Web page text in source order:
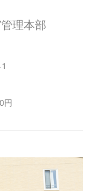
理本部
円